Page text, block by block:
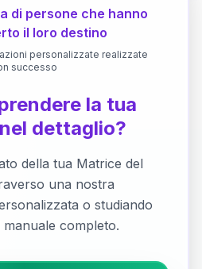
di persone che hanno
il loro destino
personalizzate realizzate
successo
la tua
dettaglio?
della tua Matrice del
una nostra
o studiando
completo.